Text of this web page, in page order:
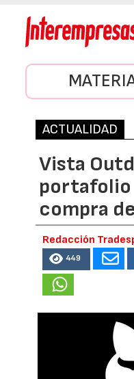
ACTUALIDAD
Vista
portafolio
compra
Redacción
449